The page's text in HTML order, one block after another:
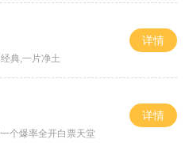
典,一片净土
详情
个爆率全开白票天堂
详情